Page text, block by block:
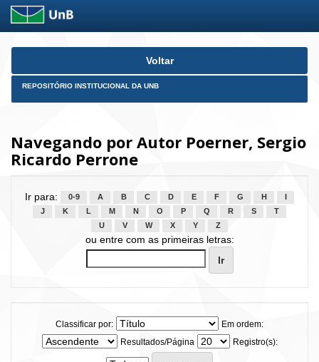
Skip
Voltar
REPOSITÓRIO INSTITUCIONAL DA UNB
Navegando por Autor Poerner, Sergio
Ricardo Perrone
Ir para: 0-9 A B C D E F G H
J
K L M N O P Q R S
T
U
V W X Y Z
ou entre com as primeiras letras:
Classificar por:
Em ordem:
Resultados/Página
Registro(s):